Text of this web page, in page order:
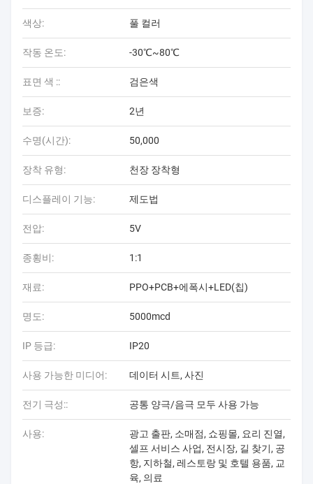
색상: 풀 컬러
작동 온도: -30℃~80℃
표면 색 :: 검은색
보증: 2년
수명(시간): 50,000
장착 유형: 천장 장착형
디스플레이 기능: 제도법
전압: 5V
종횡비: 1:1
재료: PPO+PCB+에폭시+LED(칩)
명도: 5000mcd
IP 등급: IP20
사용 가능한 미디어: 데이터 시트, 사진
전기 극성:: 공통 양극/음극 모두 사용 가능
사용:
광고 출판, 소매점, 쇼핑몰, 요리 진열,
셀프 서비스 사업, 전시장, 길 찾기, 공
항, 지하철, 레스토랑 및 호텔 용품, 교
육, 의료